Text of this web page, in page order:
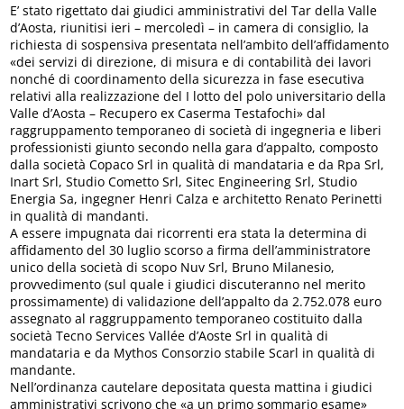
E’ stato rigettato dai giudici amministrativi del Tar della Valle
d’Aosta, riunitisi ieri – mercoledì – in camera di consiglio, la
richiesta di sospensiva presentata nell’ambito dell’affidamento
«dei servizi di direzione, di misura e di contabilità dei lavori
nonché di coordinamento della sicurezza in fase esecutiva
relativi alla realizzazione del I lotto del polo universitario della
Valle d’Aosta – Recupero ex Caserma Testafochi» dal
raggruppamento temporaneo di società di ingegneria e liberi
professionisti giunto secondo nella gara d’appalto, composto
dalla società Copaco Srl in qualità di mandataria e da Rpa Srl,
Inart Srl, Studio Cometto Srl, Sitec Engineering Srl, Studio
Energia Sa, ingegner Henri Calza e architetto Renato Perinetti
in qualità di mandanti.
A essere impugnata dai ricorrenti era stata la determina di
affidamento del 30 luglio scorso a firma dell’amministratore
unico della società di scopo Nuv Srl, Bruno Milanesio,
provvedimento (sul quale i giudici discuteranno nel merito
prossimamente) di validazione dell’appalto da 2.752.078 euro
assegnato al raggruppamento temporaneo costituito dalla
società Tecno Services Vallée d’Aoste Srl in qualità di
mandataria e da Mythos Consorzio stabile Scarl in qualità di
mandante.
Nell’ordinanza cautelare depositata questa mattina i giudici
amministrativi scrivono che «a un primo sommario esame»